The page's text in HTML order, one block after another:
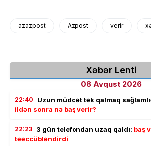
azazpost Azpost verir
Xəbər Lenti
08 Avqust 2026
22:40 Uzun müddət tək qalmaq
ildən sonra nə baş verir?
22:23 3 gün telefondan uzaq qaldı: baş
təəccübləndirdi